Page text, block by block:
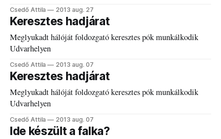
Csedő Attila 2013 aug. 27
Keresztes hadjárat
Meglyukadt hálóját foldozgató keresztes pók munkálkodik
Udvarhelyen
Csedő Attila 2013 aug. 07
Keresztes hadjárat
Meglyukadt hálóját foldozgató keresztes pók munkálkodik
Udvarhelyen
Csedő Attila 2013 aug. 07
Ide készült a falka?